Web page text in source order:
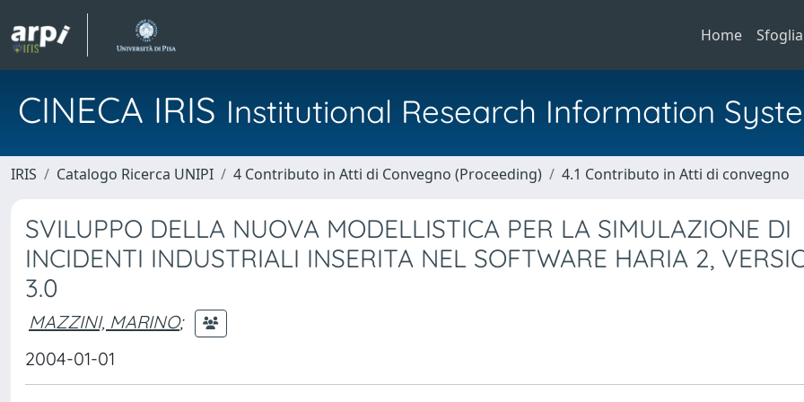
Home Sfoglia
CINECA IRIS Institutional Research Information
IRIS Catalogo Ricerca UNIPI 4 Contributo in Atti di Convegno (Proceeding) 4.1 Contributo in Atti di convegno
SVILUPPO DELLA NUOVA MODELLISTICA PER LA SIMULAZIONE DI
INCIDENTI INDUSTRIALI INSERITA NEL SOFTWARE HARIA 2,
3.0
MAZZINI, MARINO;
2004-01-01